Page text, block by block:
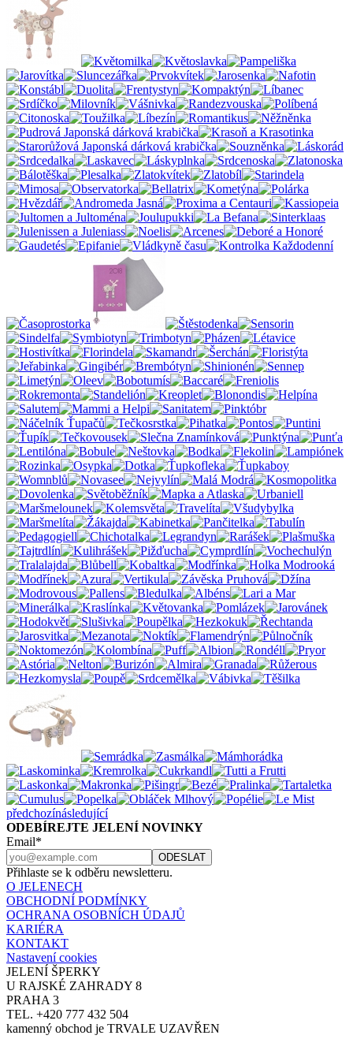
předchozínásledující
ODEBÍREJTE JELENÍ NOVINKY
Email*
Přihlaste se k odběru newsletteru.
O JELENECH
OBCHODNÍ PODMÍNKY
OCHRANA OSOBNÍCH ÚDAJŮ
KARIÉRA
KONTAKT
Nastavení cookies
JELENÍ ŠPERKY
U RAJSKÉ ZAHRADY 8
PRAHA 3
TEL. +420 777 432 504
kamenný obchod je TRVALE UZAVŘEN